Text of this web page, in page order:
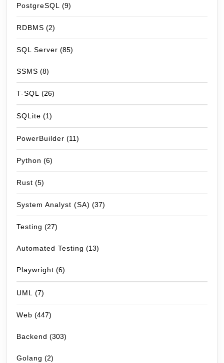
PostgreSQL (9)
RDBMS (2)
SQL Server (85)
SSMS (8)
T-SQL (26)
SQLite (1)
PowerBuilder (11)
Python (6)
Rust (5)
System Analyst (SA) (37)
Testing (27)
Automated Testing (13)
Playwright (6)
UML (7)
Web (447)
Backend (303)
Golang (2)